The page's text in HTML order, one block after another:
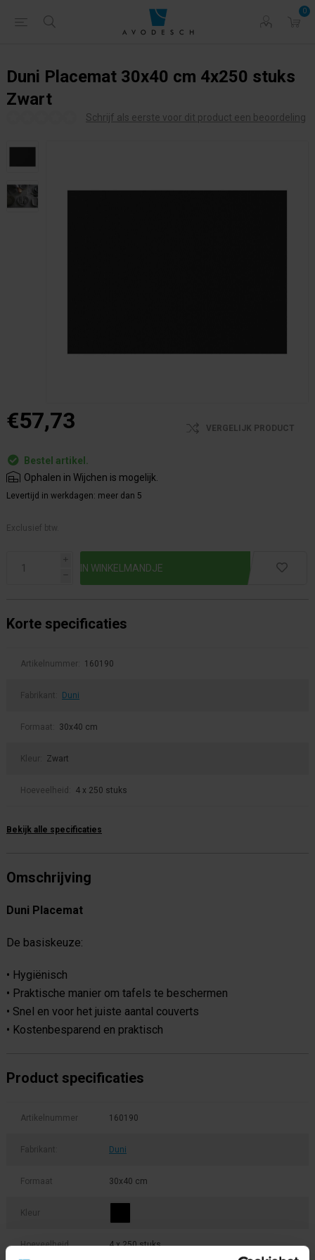
0
Duni Placemat 30x40 cm 4x250 stuks
Zwart
Schrijf als eerste voor dit product een beoordeling
€57,73 VERGELIJK PRODUCT
Bestel artikel.
Ophalen in Wijchen is mogelijk.
Levertijd in werkdagen: meer dan 5
Exclusief btw.
i
h
Korte specificaties
Artikelnummer: 160190
Fabrikant: Duni
Formaat: 30x40 cm
Kleur: Zwart
Hoeveelheid: 4 x 250 stuks
Bekijk alle specificaties
Omschrijving
Duni Placemat
De basiskeuze:
• Hygiënisch
• Praktische manier om tafels te beschermen
• Snel en voor het juiste aantal couverts
• Kostenbesparend en praktisch
Product specificaties
Artikelnummer 160190
Fabrikant: Duni
Formaat 30x40 cm
Kleur
Hoeveelheid 4 x 250 stuks